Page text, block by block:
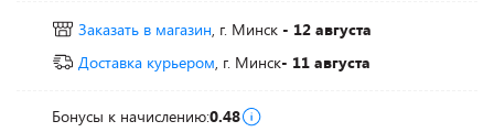
Заказать в магазин, г. Минск - 12 августа
Доставка курьером, г. Минск- 11 августа
Бонусы к начислению:0.48